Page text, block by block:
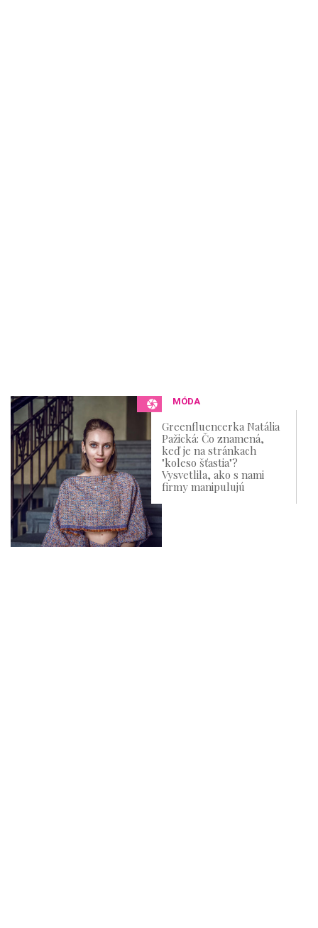
MÓDA
Greenfluencerka Natália
Pažická: Čo znamená,
keď je na stránkach
"koleso šťastia"?
Vysvetlila, ako s nami
firmy manipulujú